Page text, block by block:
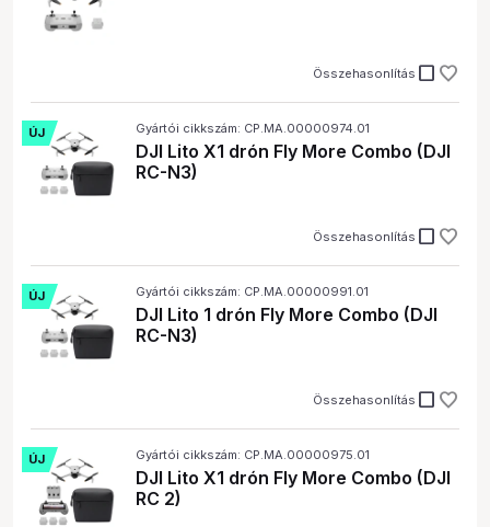
Összehasonlítás check_box_outline_blank
ÚJ Gyártói cikkszám: CP.MA.00000974.01
DJI Lito X1 drón Fly More Combo (DJI
RC-N3)
Összehasonlítás check_box_outline_blank
ÚJ Gyártói cikkszám: CP.MA.00000991.01
DJI Lito 1 drón Fly More Combo (DJI
RC-N3)
Összehasonlítás check_box_outline_blank
ÚJ Gyártói cikkszám: CP.MA.00000975.01
DJI Lito X1 drón Fly More Combo (DJI
RC 2)